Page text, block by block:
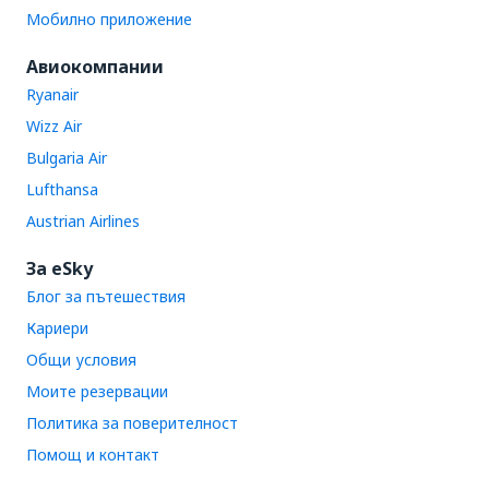
Мобилно приложение
Авиокомпании
Ryanair
Wizz Air
Bulgaria Air
Lufthansa
Austrian Airlines
За eSky
Блог за пътешествия
Кариери
Общи условия
Моите резервации
Политика за поверителност
Помощ и контакт